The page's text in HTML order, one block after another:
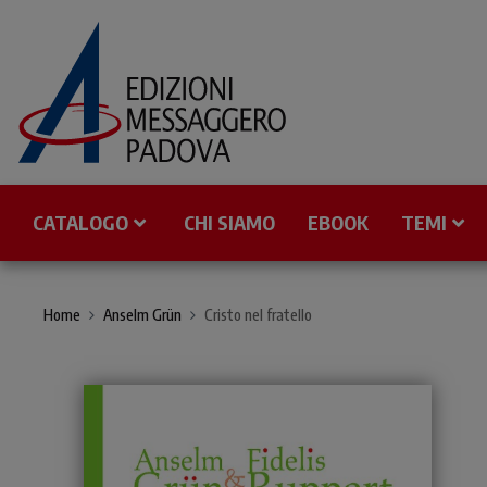
CATALOGO CHI SIAMO EBOOK TEMI
Home Anselm Grün Cristo nel fratello